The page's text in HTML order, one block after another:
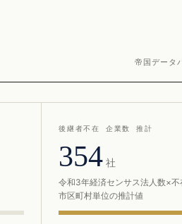
帝国データ
後継者不在 企業数 推計
354 社
令和3年経済センサス法人数×不
市区町村単位の推計値